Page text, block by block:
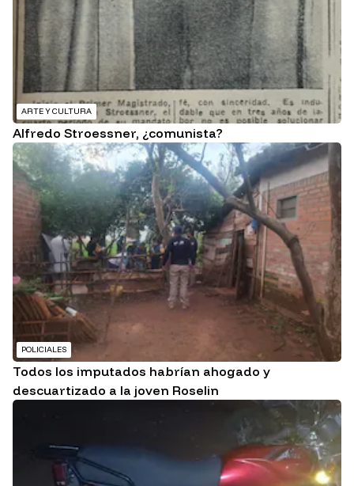
ARTE Y CULTURA
Alfredo Stroessner, ¿comunista?
POLICIALES
Todos los imputados habrían ahogado y
descuartizado a la joven Roselin